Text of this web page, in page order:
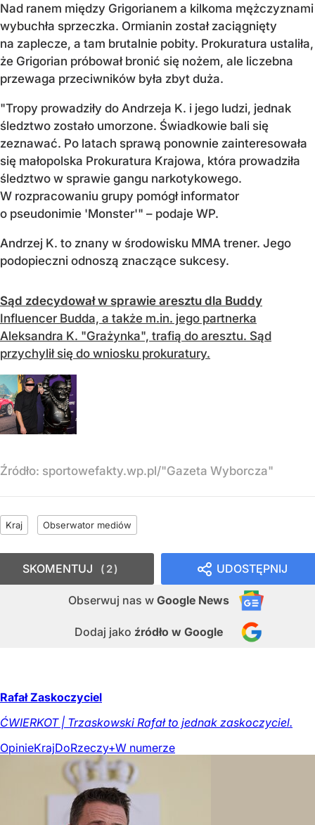
Nad ranem między Grigorianem a kilkoma mężczyznami
wybuchła sprzeczka. Ormianin został zaciągnięty
na zaplecze, a tam brutalnie pobity. Prokuratura ustaliła,
że Grigorian próbował bronić się nożem, ale liczebna
przewaga przeciwników była zbyt duża.
"Tropy prowadziły do Andrzeja K. i jego ludzi, jednak
śledztwo zostało umorzone. Świadkowie bali się
zeznawać. Po latach sprawą ponownie zainteresowała
się małopolska Prokuratura Krajowa, która prowadziła
śledztwo w sprawie gangu narkotykowego.
W rozpracowaniu grupy pomógł informator
o pseudonimie 'Monster'" – podaje WP.
Andrzej K. to znany w środowisku MMA trener. Jego
podopieczni odnoszą znaczące sukcesy.
Sąd zdecydował w sprawie aresztu dla Buddy
Influencer Budda, a także m.in. jego partnerka
Aleksandra K. "Grażynka", trafią do aresztu. Sąd
przychylił się do wniosku prokuratury.
Źródło: sportowefakty.wp.pl/"Gazeta Wyborcza"
Kraj Obserwator mediów
UDOSTĘPNIJ
Obserwuj nas w Google News
Dodaj jako źródło w Google
SKOMENTUJ 2
Rafał Zaskoczyciel
ĆWIERKOT | Trzaskowski Rafał to jednak zaskoczyciel.
OpinieKrajDoRzeczy+W numerze